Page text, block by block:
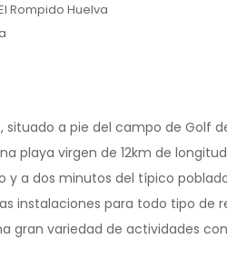
Rompido Huelva
situado a pie del campo de Golf
playa virgen de 12km de
y a dos minutos del típico
instalaciones para todo tipo de
gran variedad de actividades